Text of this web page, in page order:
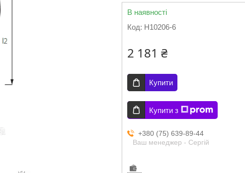
В наявності
Код: H10206-6
2 181 ₴
Купити
Купити з
+380 (75) 639-89-44
Ваш менеджер - Сергій